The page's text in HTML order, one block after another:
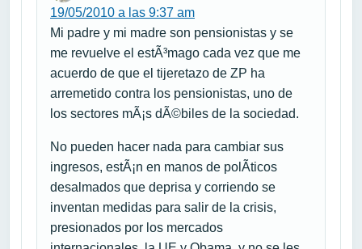
19/05/2010 a las 9:37 am
Mi padre y mi madre son pensionistas y se
me revuelve el estÃ³mago cada vez que me
acuerdo de que el tijeretazo de ZP ha
arremetido contra los pensionistas, uno de
los sectores mÃ¡s dÃ©biles de la sociedad.
No pueden hacer nada para cambiar sus
ingresos, estÃ¡n en manos de polÃ­ticos
desalmados que deprisa y corriendo se
inventan medidas para salir de la crisis,
presionados por los mercados